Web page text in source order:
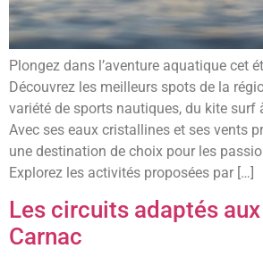
Plongez dans l’aventure aquatique cet
Découvrez les meilleurs spots de la
variété de sports nautiques, du kite surf
Avec ses eaux cristallines et ses vents
une destination de choix pour les
Explorez les activités proposées par […]
Les circuits adaptés
Carnac